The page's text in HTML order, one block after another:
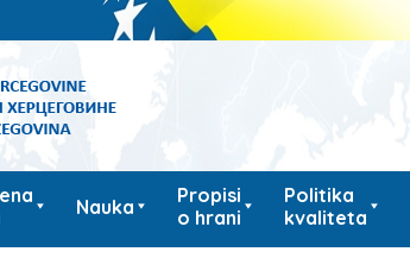
Nauka
Propisi
o hrani
Politika
kvaliteta